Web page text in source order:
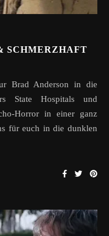
SCHMERZHAFT
State Hospitals und
Horror in einer ganz
für euch in die dunklen